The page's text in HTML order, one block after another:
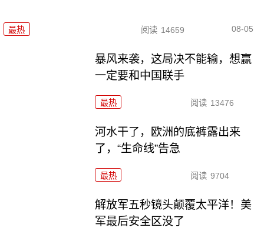
最热 阅读 14659 08-05
暴风来袭，这局决不能输，想赢
一定要和中国联手
最热 阅读 13476
河水干了，欧洲的底裤露出来
了，“生命线”告急
最热 阅读 9704
解放军五秒镜头颠覆太平洋！美
军最后安全区没了